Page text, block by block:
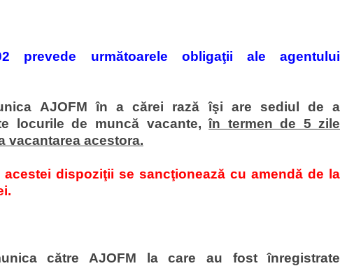
prevede următoarele obligaţii ale agentului
AJOFM în a cărei rază îşi are sediul de a
locurile de muncă vacante,în termen de 5 zile
vacantarea acestora.
acestei dispoziţii se sancţionează cu amendă de la
către AJOFM la care au fost înregistrate